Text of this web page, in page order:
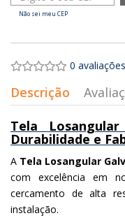
Não sei meu CEP
0 avaliações
Descrição
Tela
Durabilidade e
A Tela Losangular
com excelência em
cercamento de alta
instalação.